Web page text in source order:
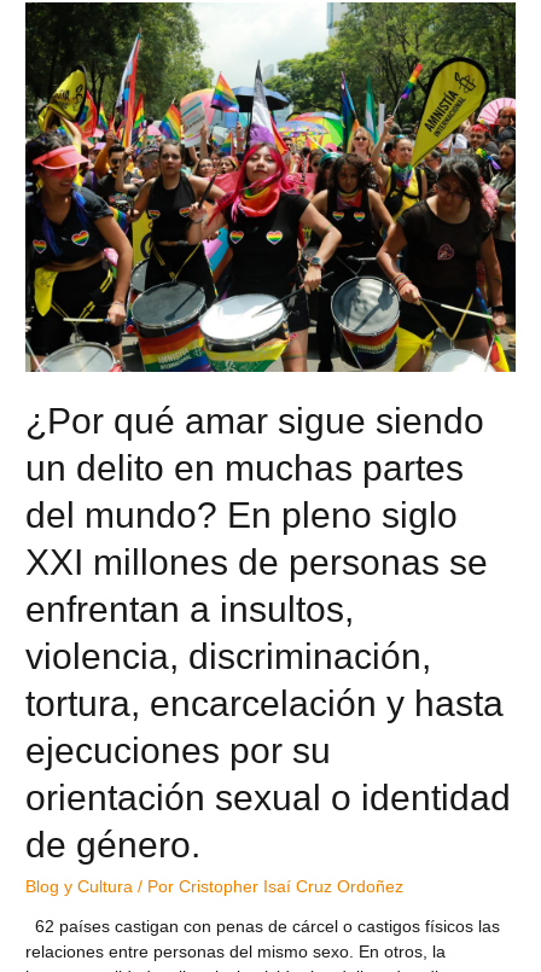
¿Por qué amar sigue siendo
un delito en muchas partes
del mundo? En pleno siglo
XXI millones de personas se
enfrentan a insultos,
violencia, discriminación,
tortura, encarcelación y hasta
ejecuciones por su
orientación sexual o identidad
de género.
Blog y Cultura / PorCristopher Isaí Cruz Ordoñez
62 países castigan con penas de cárcel o castigos físicos las
relaciones entre personas del mismo sexo. En otros, la